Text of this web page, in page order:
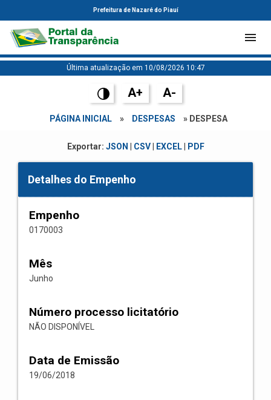
Prefeitura de Nazaré do Piauí
Última atualização em 10/08/2026 10:47
A+ A-
PÁGINA INICIAL » DESPESAS » DESPESA
Exportar: JSON CSV| EXCEL| PDF
Detalhes do Empenho
Empenho
0170003
Mês
Junho
Número processo licitatório
NÃO DISPONÍVEL
Data de Emissão
19/06/2018